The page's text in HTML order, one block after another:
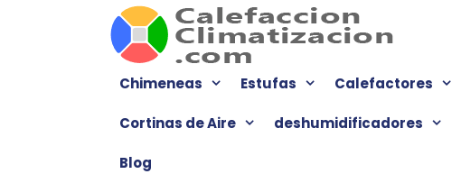
Chimeneas Estufas Calefactores
Cortinas de Aire deshumidificadores
Blog